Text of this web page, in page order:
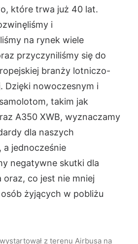
które trwa już 40 lat.
i
na rynek wiele
przyczyniliśmy się do
branży lotniczo-
Dzięki nowoczesnym i
takim jak
A350 XWB, wyznaczamy
dla naszych
a jednocześnie
negatywne skutki dla
oraz, co jest nie mniej
żyjących w pobliżu
z terenu Airbusa na